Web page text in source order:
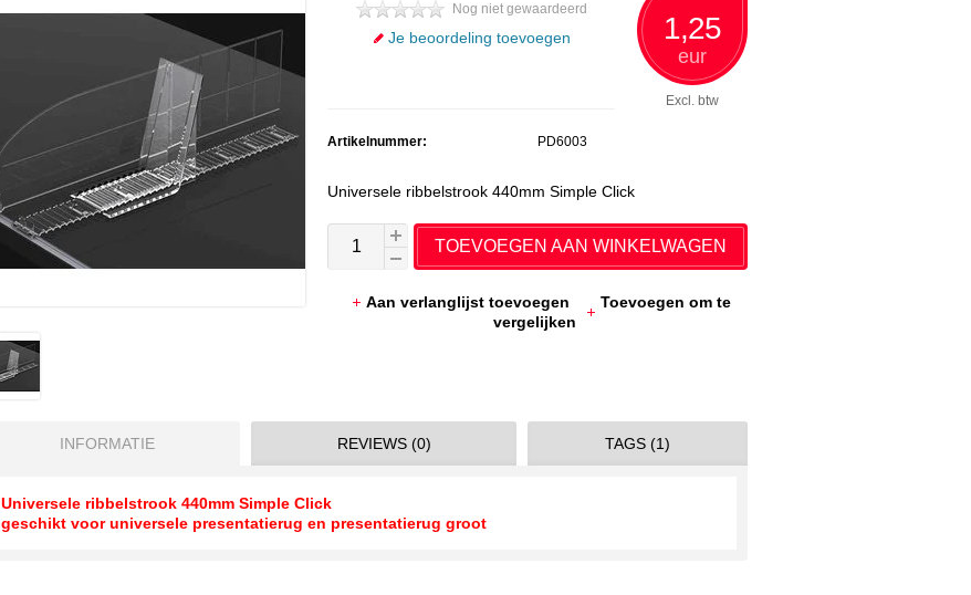
1,25
eur
Excl. btw
Nog niet gewaardeerd
Je beoordeling toevoegen
Artikelnummer: PD6003
Universele ribbelstrook 440mm Simple Click
TOEVOEGEN AAN WINKELWAGEN
Aan verlanglijst toevoegen
Toevoegen om te
vergelijken
INFORMATIE REVIEWS (0) TAGS (1)
Universele ribbelstrook 440mm Simple Click
geschikt voor universele presentatierug en presentatierug groot